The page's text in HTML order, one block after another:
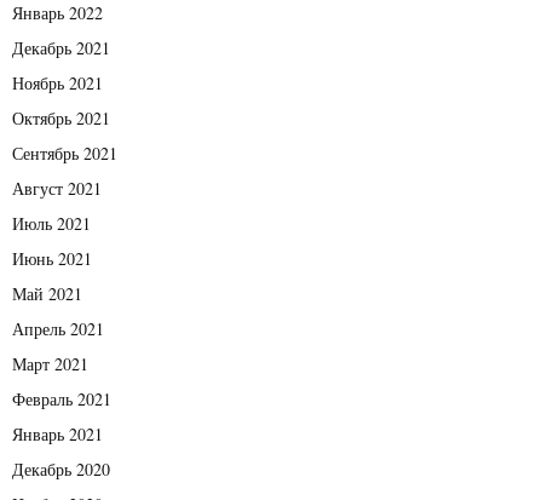
Январь 2022
Декабрь 2021
Ноябрь 2021
Октябрь 2021
Сентябрь 2021
Август 2021
Июль 2021
Июнь 2021
Май 2021
Апрель 2021
Март 2021
Февраль 2021
Январь 2021
Декабрь 2020